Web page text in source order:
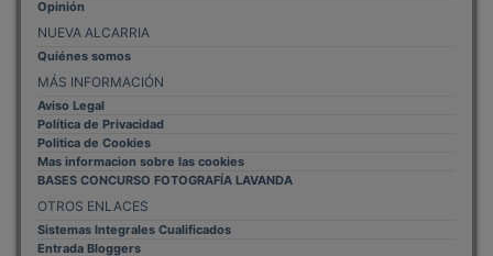
NUEVA ALCARRIA
Quiénes somos
MÁS INFORMACIÓN
Aviso Legal
Política de Privacidad
Politica de Cookies
Mas informacion sobre las cookies
BASES CONCURSO FOTOGRAFÍA LAVANDA
Sistemas Integrales Cualificados
Entrada Bloggers
Aviso Legal